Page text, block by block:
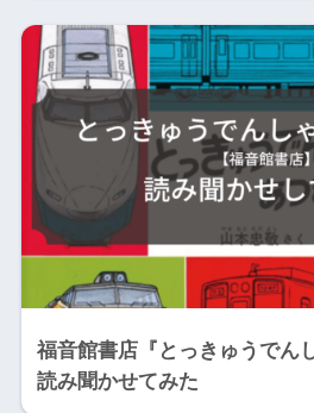
福音館書店『とっきゅうで
読み聞かせてみた